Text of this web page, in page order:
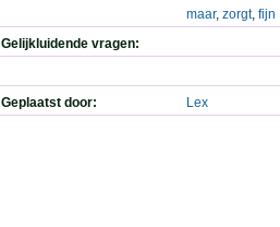
maar, zorgt, fijn
Gelijkluidende vragen:
Geplaatst door: Lex